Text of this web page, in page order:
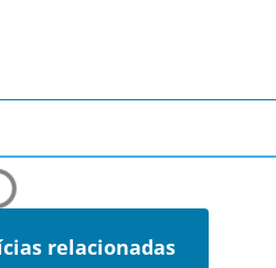
relacionadas